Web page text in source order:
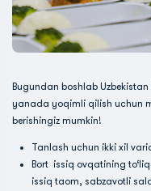
Bugundan boshlab
yanada yoqimli qilish uchun
berishingiz mumkin!
Tanlash uchun ikki xil
Bort issiq ovqatining
issiq taom, sabzavotli